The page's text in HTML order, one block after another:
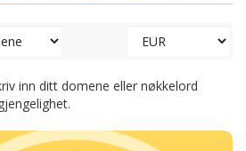
inn ditt domene eller nøkkelord